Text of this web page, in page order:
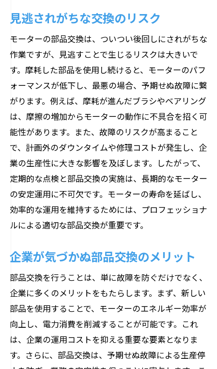
見逃されがちな交換のリスク
モーターの部品交換は、ついつい後回しにされがちな
作業ですが、見逃すことで生じるリスクは大きいで
す。摩耗した部品を使用し続けると、モーターのパフ
ォーマンスが低下し、最悪の場合、予期せぬ故障に繋
がります。例えば、摩耗が進んだブラシやベアリング
は、摩擦の増加からモーターの動作に不具合を招く可
能性があります。また、故障のリスクが高まること
で、計画外のダウンタイムや修理コストが発生し、企
業の生産性に大きな影響を及ぼします。したがって、
定期的な点検と部品交換の実施は、長期的なモーター
の安定運用に不可欠です。モーターの寿命を延ばし、
効率的な運用を維持するためには、プロフェッショナ
ルによる適切な部品交換が重要です。
企業が気づかぬ部品交換のメリット
部品交換を行うことは、単に故障を防ぐだけでなく、
企業に多くのメリットをもたらします。まず、新しい
部品を使用することで、モーターのエネルギー効率が
向上し、電力消費を削減することが可能です。これ
は、企業の運用コストを抑える重要な要素となりま
す。さらに、部品交換は、予期せぬ故障による生産停